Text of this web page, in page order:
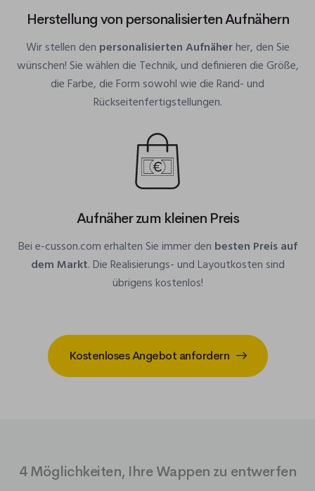
Herstellung von personalisierten Aufnähern
Wir stellen den personalisierten Aufnäherher, den Sie
wünschen! Sie wählen die Technik, und definieren die Größe,
die Farbe, die Form sowohl wie die Rand- und
Rückseitenfertigstellungen.
Aufnäher zum kleinen Preis
Bei e-cusson.com erhalten Sie immer den besten Preis auf
dem Markt. Die Realisierungs- und Layoutkosten sind
übrigens kostenlos!
Kostenloses Angebot anfordern
4 Möglichkeiten, Ihre Wappen zu entwerfen